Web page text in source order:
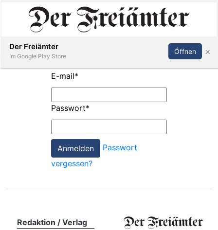
Paper
Inserieren Abonnieren Anmelden
E-mail*
Passwort*
Passwort
vergessen?
Redaktion / Verlag
Der Freiämter
Im Google Play Store
Öffnen ×